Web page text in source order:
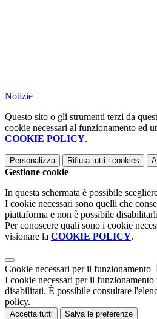
Notizie
Questo sito o gli strumenti terzi da
cookie necessari al funzionamento ed
COOKIE POLICY.
Personalizza Rifiuta tutti i cookies
Gestione cookie
In questa schermata è possibile
I cookie necessari sono quelli che
piattaforma e non è possibile
Per conoscere quali sono i cookie
visionare la COOKIE POLICY.
Cookie necessari per il funzionamento
I cookie necessari per il funzionamento
disabilitati. È possibile consultare
policy.
Accetta tutti Salva le preferenze